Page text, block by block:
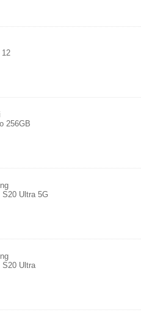
12
256GB
Ultra 5G
S20 Ultra